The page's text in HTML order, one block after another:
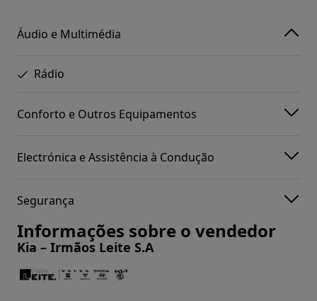
Áudio e Multimédia
Rádio
Conforto e Outros Equipamentos
Electrónica e Assistência à Condução
Segurança
Informações sobre o vendedor
Kia – Irmãos Leite S.A